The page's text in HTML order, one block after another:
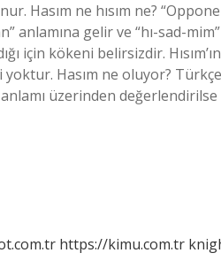
Hasım ne hısım ne?
anlamına gelir ve “hı-sad-
için kökeni belirsizdir.
Hasım ne oluyor?
üzerinden
https://kimu.com.tr